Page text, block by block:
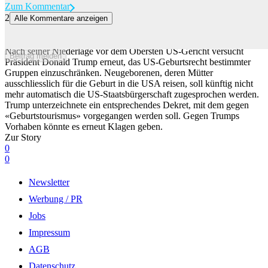
Beitrag melden
Zum Kommentar
2 Alle Kommentare anzeigen
Nach seiner Niederlage vor dem Obersten US-Gericht versucht
Präsident Donald Trump erneut, das US-Geburtsrecht bestimmter
Gruppen einzuschränken. Neugeborenen, deren Mütter
ausschliesslich für die Geburt in die USA reisen, soll künftig nicht
mehr automatisch die US-Staatsbürgerschaft zugesprochen werden.
Trump unterzeichnete ein entsprechendes Dekret, mit dem gegen
«Geburtstourismus» vorgegangen werden soll. Gegen Trumps
Vorhaben könnte es erneut Klagen geben.
Zur Story
0
0
Newsletter
Werbung / PR
Jobs
Impressum
AGB